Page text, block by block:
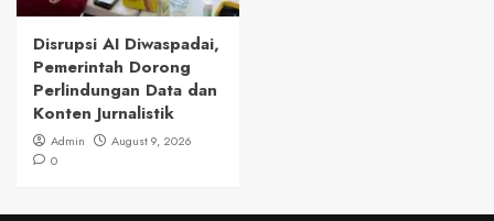
Disrupsi AI Diwaspadai,
Pemerintah Dorong
Perlindungan Data dan
Konten Jurnalistik
Admin
August 9, 2026
0